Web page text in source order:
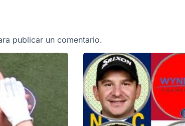
publicar un comentario.